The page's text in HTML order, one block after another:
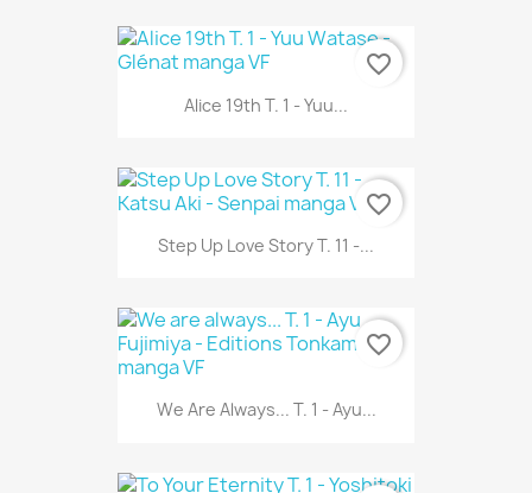
Alice 19th T. 1 - Yuu...
favorite_border
Step Up Love Story T. 11 -...
favorite_border
We Are Always... T. 1 - Ayu...
favorite_border